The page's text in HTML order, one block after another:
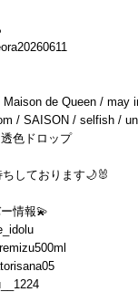
de Queen / may
/ SAISON / selfish /
色ドロップ
しております🌙🐰
情報💫